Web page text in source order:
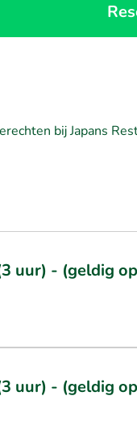
bij Japans
uur) - (geldig
uur) - (geldig